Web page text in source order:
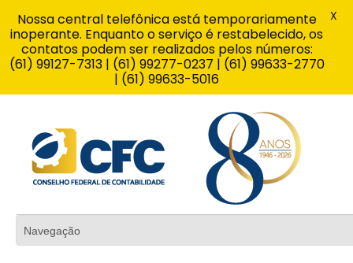
Nossa central telefônica está temporariamente
inoperante. Enquanto o serviço é restabelecido, os
contatos podem ser realizados pelos números:
(61) 99127-7313 | (61) 99277-0237 | (61) 99633-2770
| (61) 99633-5016
X